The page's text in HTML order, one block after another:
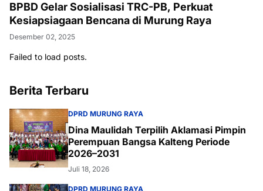
BPBD Gelar Sosialisasi TRC-PB, Perkuat
Kesiapsiagaan Bencana di Murung Raya
Desember 02, 2025
Failed to load posts.
Berita Terbaru
DPRD MURUNG RAYA
Dina Maulidah Terpilih Aklamasi Pimpin
Perempuan Bangsa Kalteng Periode
2026–2031
Juli 18, 2026
DPRD MURUNG RAYA